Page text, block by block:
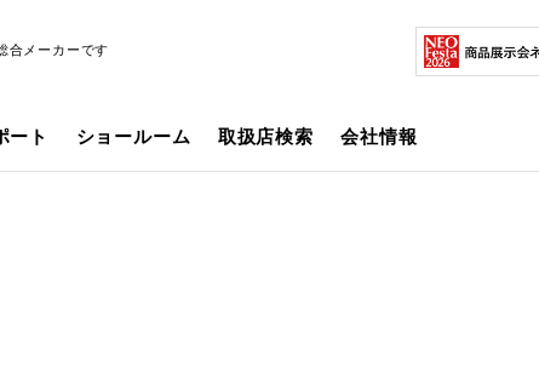
合メーカーです
ート ショールーム 取扱店検索 会社情報